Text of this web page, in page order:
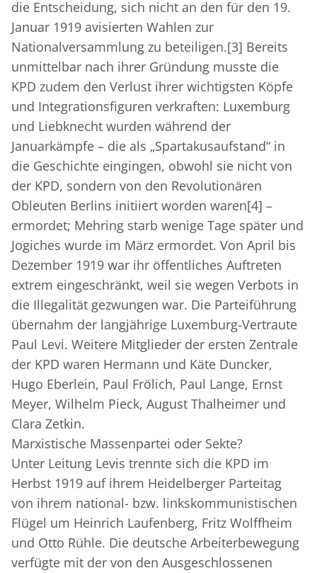
die Entscheidung, sich nicht an den für den 19.
Januar 1919 avisierten Wahlen zur
Nationalversammlung zu beteiligen.[3] Bereits
unmittelbar nach ihrer Gründung musste die
KPD zudem den Verlust ihrer wichtigsten Köpfe
und Integrationsfiguren verkraften: Luxemburg
und Liebknecht wurden während der
Januarkämpfe – die als „Spartakusaufstand“ in
die Geschichte eingingen, obwohl sie nicht von
der KPD, sondern von den Revolutionären
Obleuten Berlins initiiert worden waren[4] –
ermordet; Mehring starb wenige Tage später und
Jogiches wurde im März ermordet. Von April bis
Dezember 1919 war ihr öffentliches Auftreten
extrem eingeschränkt, weil sie wegen Verbots in
die Illegalität gezwungen war. Die Parteiführung
übernahm der langjährige Luxemburg-Vertraute
Paul Levi. Weitere Mitglieder der ersten Zentrale
der KPD waren Hermann und Käte Duncker,
Hugo Eberlein, Paul Frölich, Paul Lange, Ernst
Meyer, Wilhelm Pieck, August Thalheimer und
Clara Zetkin.
Marxistische Massenpartei oder Sekte?
Unter Leitung Levis trennte sich die KPD im
Herbst 1919 auf ihrem Heidelberger Parteitag
von ihrem national- bzw. linkskommunistischen
Flügel um Heinrich Laufenberg, Fritz Wolffheim
und Otto Rühle. Die deutsche Arbeiterbewegung
verfügte mit der von den Ausgeschlossenen